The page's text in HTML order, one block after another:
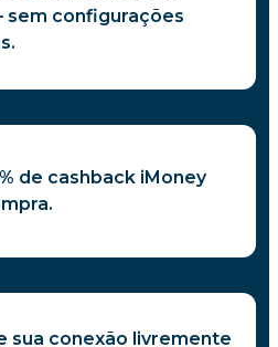
sem configurações
de cashback iMoney
sua conexão livremente